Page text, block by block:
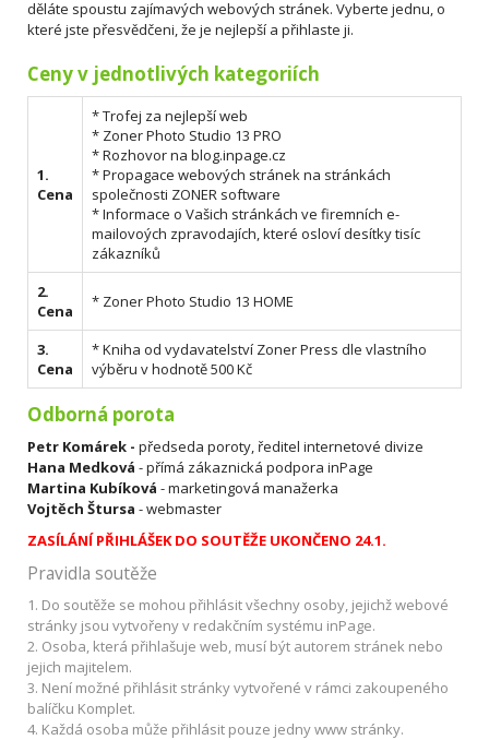
děláte spoustu zajímavých webových stránek. Vyberte jednu, o
které jste přesvědčeni, že je nejlepší a přihlaste ji.
Ceny v jednotlivých kategoriích
1.
Cena
* Trofej za nejlepší web
* Zoner Photo Studio 13 PRO
* Rozhovor na blog.inpage.cz
* Propagace webových stránek na stránkách
společnosti ZONER software
* Informace o Vašich stránkách ve firemních e-
mailovoých zpravodajích, které osloví desítky tisíc
zákazníků
2.
Cena
* Zoner Photo Studio 13 HOME
3.
Cena
* Kniha od vydavatelství Zoner Press dle vlastního
výběru v hodnotě 500 Kč
Odborná porota
Petr Komárek - předseda poroty, ředitel internetové divize
Hana Medková - přímá zákaznická podpora inPage
Martina Kubíková - marketingová manažerka
Vojtěch Štursa - webmaster
ZASÍLÁNÍ PŘIHLÁŠEK DO SOUTĚŽE UKONČENO 24.1.
Pravidla soutěže
1. Do soutěže se mohou přihlásit všechny osoby, jejichž webové
stránky jsou vytvořeny v redakčním systému inPage.
2. Osoba, která přihlašuje web, musí být autorem stránek nebo
jejich majitelem.
3. Není možné přihlásit stránky vytvořené v rámci zakoupeného
balíčku Komplet.
4. Každá osoba může přihlásit pouze jedny www stránky.